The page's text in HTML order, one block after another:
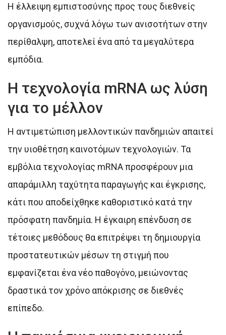
Η έλλειψη εμπιστοσύνης προς τους διεθνείς
οργανισμούς, συχνά λόγω των ανισοτήτων στην
περίθαλψη, αποτελεί ένα από τα μεγαλύτερα
εμπόδια.
Η τεχνολογία mRNA ως λύση
για το μέλλον
Η αντιμετώπιση μελλοντικών πανδημιών απαιτεί
την υιοθέτηση καινοτόμων τεχνολογιών. Τα
εμβόλια τεχνολογίας mRNA προσφέρουν μια
απαράμιλλη ταχύτητα παραγωγής και έγκρισης,
κάτι που αποδείχθηκε καθοριστικό κατά την
πρόσφατη πανδημία. Η έγκαιρη επένδυση σε
τέτοιες μεθόδους θα επιτρέψει τη δημιουργία
προστατευτικών μέσων τη στιγμή που
εμφανίζεται ένα νέο παθογόνο, μειώνοντας
δραστικά τον χρόνο απόκρισης σε διεθνές
επίπεδο.